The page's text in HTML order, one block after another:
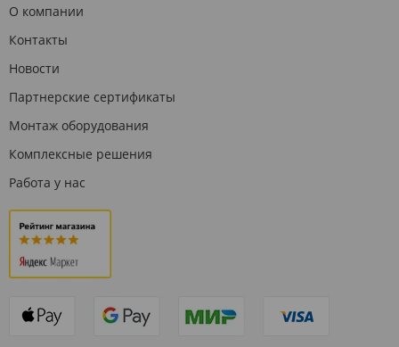
О компании
Контакты
Новости
Партнерские сертификаты
Монтаж оборудования
Комплексные решения
Работа у нас